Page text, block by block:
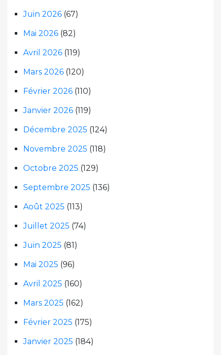
Juin 2026 (67)
Mai 2026 (82)
Avril 2026 (119)
Mars 2026 (120)
Février 2026 (110)
Janvier 2026 (119)
Décembre 2025 (124)
Novembre 2025 (118)
Octobre 2025 (129)
Septembre 2025 (136)
Août 2025 (113)
Juillet 2025 (74)
Juin 2025 (81)
Mai 2025 (96)
Avril 2025 (160)
Mars 2025 (162)
Février 2025 (175)
Janvier 2025 (184)